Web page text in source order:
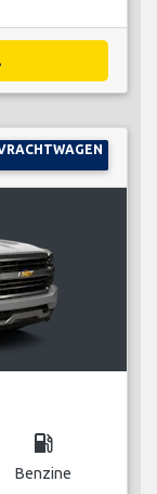
local_gas_station
Benzine